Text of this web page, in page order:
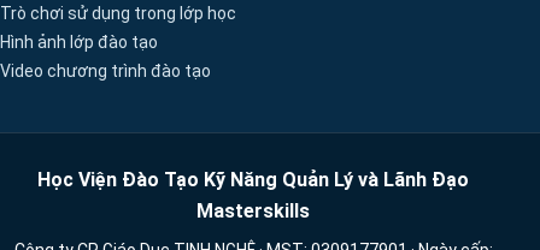
Trò chơi sử dụng trong lớp học
Hình ảnh lớp đào tạo
Video chương trình đào tạo
Học Viện Đào Tạo Kỹ Năng Quản Lý và Lãnh Đạo
Masterskills